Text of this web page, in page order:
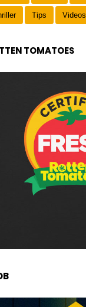
Tips Videos
TOMATOES